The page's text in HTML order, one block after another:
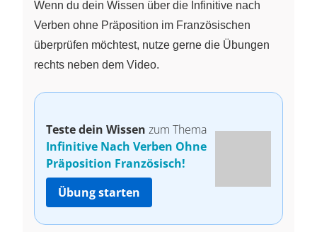
Wenn du dein Wissen über die Infinitive nach
Verben ohne Präposition im Französischen
überprüfen möchtest, nutze gerne die Übungen
rechts neben dem Video.
Teste dein Wissen zum Thema
Infinitive Nach Verben Ohne
Präposition Französisch!
Übung starten